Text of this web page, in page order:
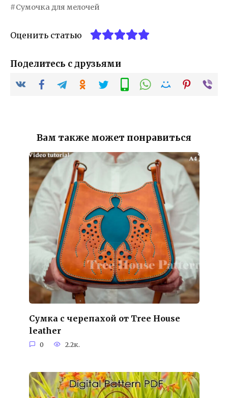
Сумочка для мелочей
Оценить статью
Поделитесь с друзьями
Вам также может понравиться
Сумка с черепахой от Tree House
leather
0 2.2к.